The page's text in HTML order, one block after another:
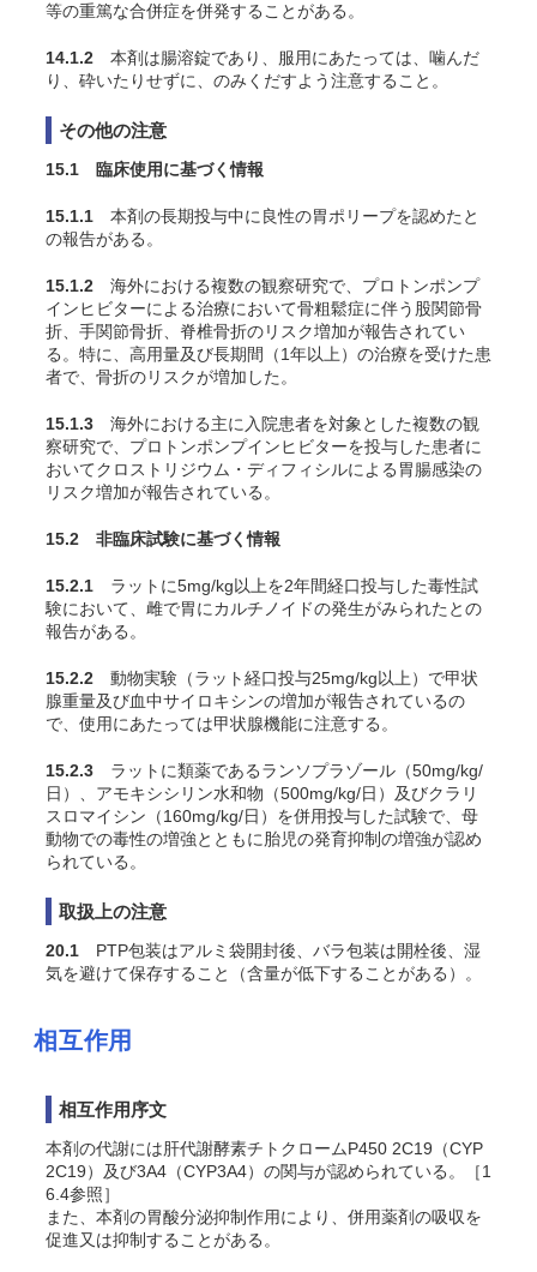
等の重篤な合併症を併発することがある。
14.1.2 本剤は腸溶錠であり、服用にあたっては、噛んだ
り、砕いたりせずに、のみくだすよう注意すること。
その他の注意
15.1 臨床使用に基づく情報
15.1.1 本剤の長期投与中に良性の胃ポリープを認めたと
の報告がある。
15.1.2 海外における複数の観察研究で、プロトンポンプ
インヒビターによる治療において骨粗鬆症に伴う股関節骨
折、手関節骨折、脊椎骨折のリスク増加が報告されてい
る。特に、高用量及び長期間（1年以上）の治療を受けた患
者で、骨折のリスクが増加した。
15.1.3 海外における主に入院患者を対象とした複数の観
察研究で、プロトンポンプインヒビターを投与した患者に
おいてクロストリジウム・ディフィシルによる胃腸感染の
リスク増加が報告されている。
15.2 非臨床試験に基づく情報
15.2.1 ラットに5mg/kg以上を2年間経口投与した毒性試
験において、雌で胃にカルチノイドの発生がみられたとの
報告がある。
15.2.2 動物実験（ラット経口投与25mg/kg以上）で甲状
腺重量及び血中サイロキシンの増加が報告されているの
で、使用にあたっては甲状腺機能に注意する。
15.2.3 ラットに類薬であるランソプラゾール（50mg/kg/
日）、アモキシシリン水和物（500mg/kg/日）及びクラリ
スロマイシン（160mg/kg/日）を併用投与した試験で、母
動物での毒性の増強とともに胎児の発育抑制の増強が認め
られている。
取扱上の注意
20.1 PTP包装はアルミ袋開封後、バラ包装は開栓後、湿
気を避けて保存すること（含量が低下することがある）。
相互作用
相互作用序文
本剤の代謝には肝代謝酵素チトクロームP450 2C19（CYP
2C19）及び3A4（CYP3A4）の関与が認められている。［1
6.4参照］
また、本剤の胃酸分泌抑制作用により、併用薬剤の吸収を
促進又は抑制することがある。